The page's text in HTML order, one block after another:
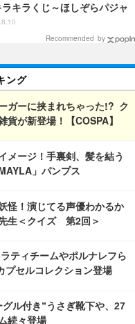
ラキラくじ～ほしぞらパジャ
ーティ～」が発売！
Recommended by
ング
ガーに挟まれちゃった!? ク
貨が新登場！【COSPA】
メージ！手裏剣、髪を結う
」パンプス
怪！演じてる声優わかるか
生＜クイズ 第2回＞
ティチームやポルナレフら
プセルコレクション登場
グル付き”うさぎ靴下や、27
続々登場